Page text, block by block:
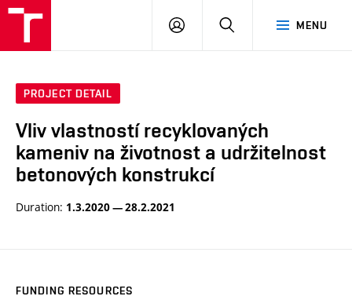
MENU
LOG
SEARCH
PROJECT DETAIL
Vliv vlastností recyklovaných
kameniv na životnost a udržitelnost
betonových konstrukcí
Duration: 1.3.2020 — 28.2.2021
FUNDING RESOURCES